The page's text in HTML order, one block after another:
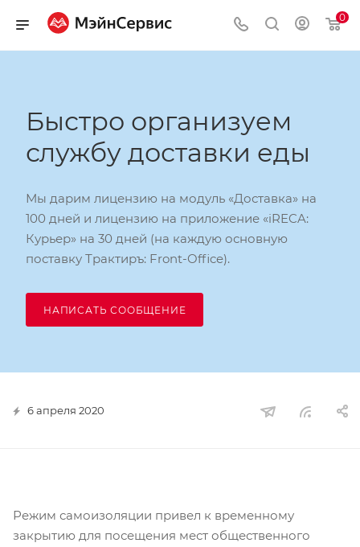
0
Быстро организуем
службу доставки еды
Мы дарим лицензию на модуль «Доставка» на
100 дней и лицензию на приложение «iRECA:
Курьер» на 30 дней (на каждую основную
поставку Трактиръ: Front-Office).
НАПИСАТЬ СООБЩЕНИЕ
6 апреля 2020
Режим самоизоляции привел к временному
закрытию для посещения мест общественного